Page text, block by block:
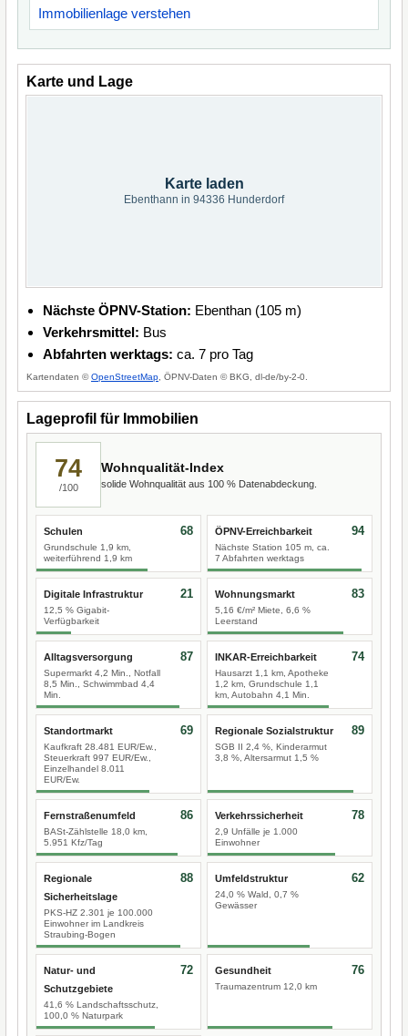
Immobilienlage verstehen
Karte und Lage
Karte laden
Ebenthann in 94336 Hunderdorf
Nächste ÖPNV-Station: Ebenthan (105 m)
Verkehrsmittel: Bus
Abfahrten werktags: ca. 7 pro Tag
Kartendaten ©OpenStreetMap , ÖPNV-Daten © BKG, dl-de/by-2-0.
Lageprofil für Immobilien
74
/100
Wohnqualität-Index
solide Wohnqualität aus 100 % Datenabdeckung.
Schulen
Grundschule 1,9 km,
weiterführend 1,9 km
68 ÖPNV-Erreichbarkeit
Nächste Station 105 m, ca.
7 Abfahrten werktags
94
Digitale Infrastruktur
12,5 % Gigabit-
Verfügbarkeit
21 Wohnungsmarkt
5,16 €/m² Miete, 6,6 %
Leerstand
83
Alltagsversorgung
Supermarkt 4,2 Min., Notfall
8,5 Min., Schwimmbad 4,4
Min.
87 INKAR-Erreichbarkeit
Hausarzt 1,1 km, Apotheke
1,2 km, Grundschule 1,1
km, Autobahn 4,1 Min.
74
Standortmarkt
Kaufkraft 28.481 EUR/Ew.,
Steuerkraft 997 EUR/Ew.,
Einzelhandel 8.011
EUR/Ew.
69 Regionale Sozialstruktur
SGB II 2,4 %, Kinderarmut
3,8 %, Altersarmut 1,5 %
89
Fernstraßenumfeld
BASt-Zählstelle 18,0 km,
5.951 Kfz/Tag
86 Verkehrssicherheit
2,9 Unfälle je 1.000
Einwohner
78
Regionale
Sicherheitslage
PKS-HZ 2.301 je 100.000
Einwohner im Landkreis
Straubing-Bogen
88 Umfeldstruktur
24,0 % Wald, 0,7 %
Gewässer
62
Natur- und
Schutzgebiete
41,6 % Landschaftsschutz,
100,0 % Naturpark
72 Gesundheit
Traumazentrum 12,0 km
76